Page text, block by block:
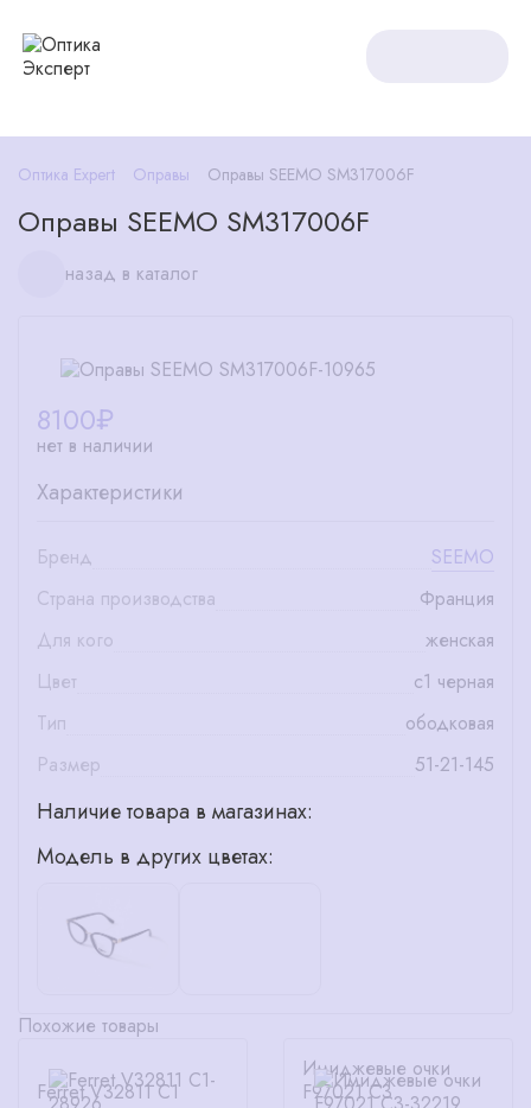
Оптика Expert Оправы Оправы SEEMO SM317006F
Оправы SEEMO SM317006F
назад в каталог
8100₽
нет в наличии
Характеристики
Бренд
SEEMO
Страна производства
Франция
Для кого
женская
Цвет
с1 черная
Тип
ободковая
Размер
51-21-145
Наличие товара в магазинах:
Модель в других цветах:
Похожие товары
Ferret V32811 C1
Имиджевые очки
F97021 C3